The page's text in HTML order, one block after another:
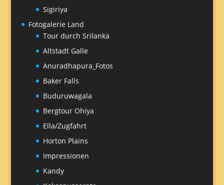
Sigiriya
Fotogalerie Land
Tour durch Srilanka
Altstadt Galle
Anuradhapura_Fotos
Baker Falls
Buduruwagala
Bergtour Ohiya
Ella/Zugfahrt
Horton Plains
Impressionen
Kandy